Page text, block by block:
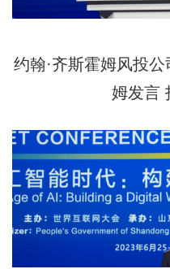
约翰·齐斯霍姆风投
姆发言